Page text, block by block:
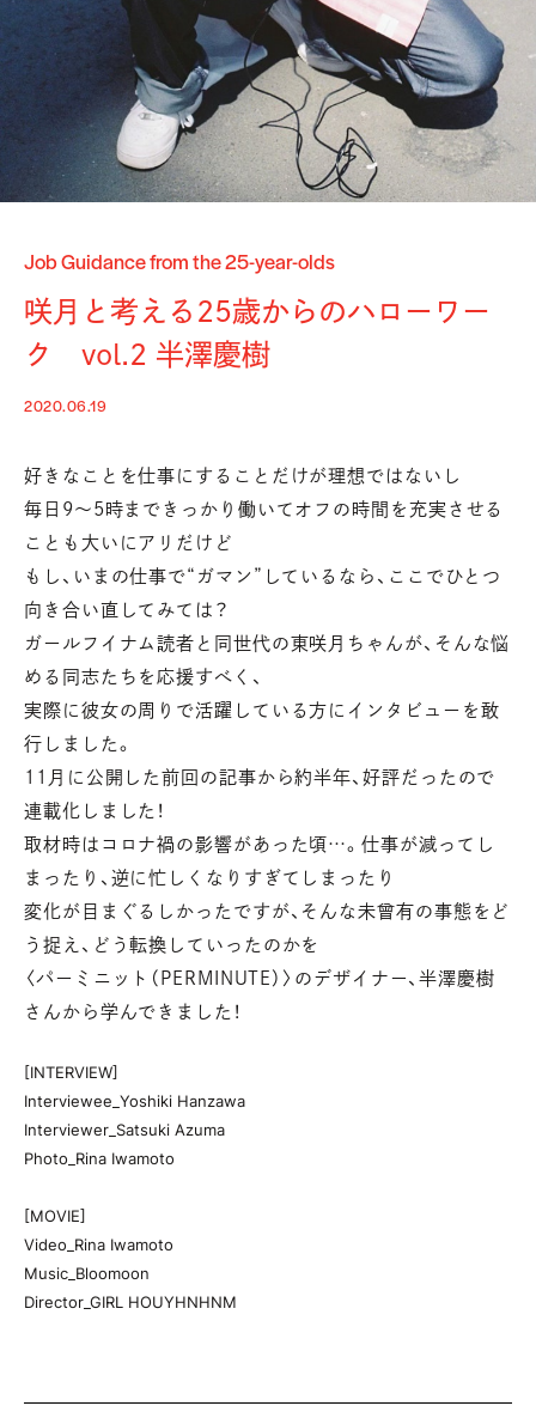
Job Guidance from the 25-year-olds
咲月と考える25歳からのハローワー
ク vol.2 半澤慶樹
2020.06.19
好きなことを仕事にすることだけが理想ではないし
毎日9〜5時まできっかり働いてオフの時間を充実させる
ことも大いにアリだけど
もし、いまの仕事で“ガマン”しているなら、ここでひとつ
向き合い直してみては？
ガールフイナム読者と同世代の東咲月ちゃんが、そんな悩
める同志たちを応援すべく、
実際に彼女の周りで活躍している方にインタビューを敢
行しました。
11月に公開した前回の記事から約半年、好評だったので
連載化しました！
取材時はコロナ禍の影響があった頃…。仕事が減ってし
まったり、逆に忙しくなりすぎてしまったり
変化が目まぐるしかったですが、そんな未曾有の事態をど
う捉え、どう転換していったのかを
〈パーミニット（PERMINUTE）〉のデザイナー、半澤慶樹
さんから学んできました！
[INTERVIEW]
Interviewee_Yoshiki Hanzawa
Interviewer_Satsuki Azuma
Photo_Rina Iwamoto
[MOVIE]
Video_Rina Iwamoto
Music_Bloomoon
Director_GIRL HOUYHNHNM